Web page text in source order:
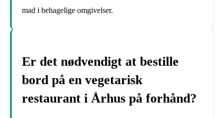
mad i behagelige omgivelser.
Er det nødvendigt at bestille
bord på en vegetarisk
restaurant i Århus på forhånd?